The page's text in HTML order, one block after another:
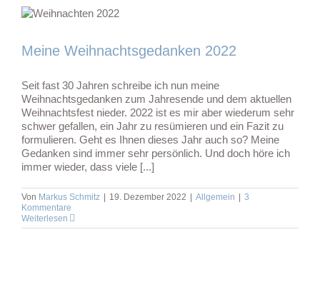
Meine Weihnachtsgedanken 2022
Seit fast 30 Jahren schreibe ich nun meine
Weihnachtsgedanken zum Jahresende und dem aktuellen
Weihnachtsfest nieder. 2022 ist es mir aber wiederum sehr
schwer gefallen, ein Jahr zu resümieren und ein Fazit zu
formulieren. Geht es Ihnen dieses Jahr auch so? Meine
Gedanken sind immer sehr persönlich. Und doch höre ich
immer wieder, dass viele [...]
Von Markus Schmitz 19. Dezember 2022 Allgemein
3
Kommentare
Weiterlesen